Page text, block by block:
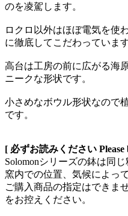
のを凌駕します。
ロクロ以外はほぼ電気を使
に徹底してこだわっています
高台は工房の前に広がる海
ニークな形状です。
小さめなボウル形状なので
です。
[ 必ずお読みください Please
Solomonシリーズの鉢は同
窯内での位置、気候によっ
ご購入商品の指定はできま
をお控えください。